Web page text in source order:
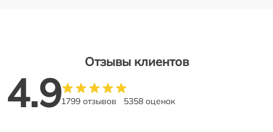
Отзывы клиентов
4.91799 отзывов 5358 оценок